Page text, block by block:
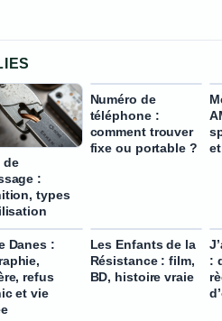
de
:
types
Numéro de
téléphone :
comment trouver
fixe ou portable ?
Danes :
refus
et vie
Les Enfants de la
Résistance : film,
BD, histoire vraie
: